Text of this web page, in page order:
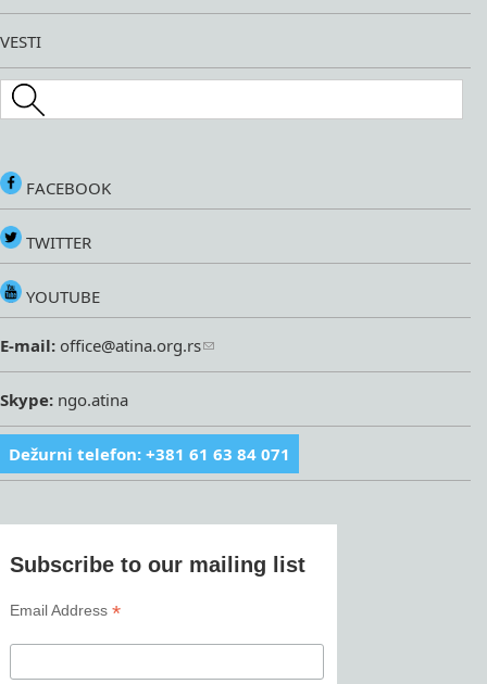
VESTI
Search this site
FACEBOOK
TWITTER
YOUTUBE
E-mail: office@atina.org.rs
Skype: ngo.atina
Dežurni telefon: +381 61 63 84 071
Subscribe to our mailing list
Email Address*